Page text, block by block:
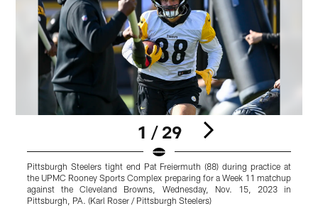
1 / 29
Pittsburgh Steelers tight end Pat Freiermuth (88) during practice at
the UPMC Rooney Sports Complex preparing for a Week 11 matchup
against the Cleveland Browns, Wednesday, Nov. 15, 2023 in
Pittsburgh, PA. (Karl Roser / Pittsburgh Steelers)